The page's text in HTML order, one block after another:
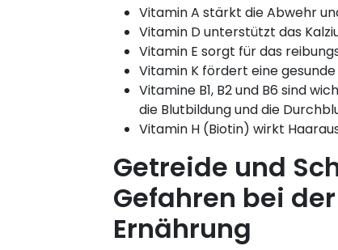
Vitamin A stärkt die Abwehr
Vitamin D unterstützt das
Vitamin E sorgt für das
Vitamin K fördert eine
Vitamine B1, B2 und B6 sind
die Blutbildung und die
Vitamin H (Biotin) wirkt
Getreide und
Gefahren bei
Ernährung